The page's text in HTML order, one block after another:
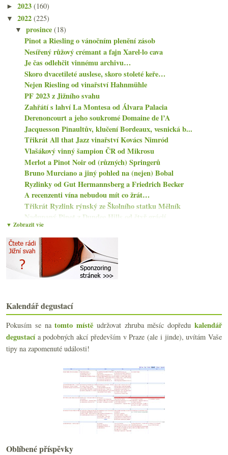
► 2023 (160)
▼ 2022 (225)
▼prosince(18)
Pinot a Riesling o vánočním plenění zásob
Nesířený růžový crémant a fajn Xarel·lo cava
Je čas odlehčit vinnému archivu…
Skoro dvacetileté auslese, skoro stoleté keře…
Nejen Riesling od vinařství Hahnmühle
PF 2023 z Jižního svahu
Zahřátí s lahví La Montesa od Álvara Palacia
Derenoncourt a jeho soukromé Domaine de l’A
Jacquesson Pinaultův, klučení Bordeaux, vesnická b...
Třikrát All that Jazz vinařství Kovács Nimród
Vlašákový vinný šampion ČR od Mikrosu
Merlot a Pinot Noir od (různých) Springerů
Bruno Murciano a jiný pohled na (nejen) Bobal
Ryzlinky od Gut Hermannsberg a Friedrich Becker
A recenzenti vína nebudou mít co žrát…
Třikrát Ryzlink rýnský ze Školního statku Mělník
Nadupaný Pinot z Dundee Hills od čtyř grácií
Freixenet jede, Francie nepije červené, Mouton 202...
►listopadu
►října(18)
► září(21)
srpna(16)
► června
►května(22)
►dubna(19)
►března(22)
►února(15)
►2015(251)
▼ Zobrazit vše
Kalendář degustací
Pokusím se natomto místě udržovat zhruba měsíc dopředukalendář
degustacía podobných akcí především v Praze (ale i jinde), uvítám Vaše
tipy na zapomenuté události!
Oblíbené příspěvky